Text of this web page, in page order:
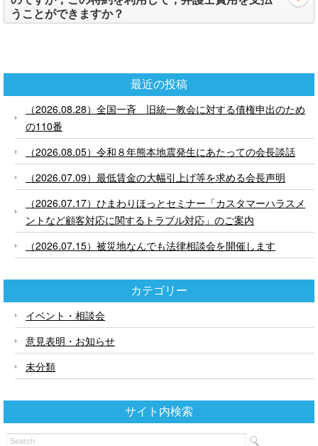
うことができますか？
最近の投稿
（2026.08.28）全国一斉 旧統一教会に対する債権申出のため
の110番
（2026.08.05）令和８年熊本地震発生にあたっての会長談話
（2026.07.09）最低賃金の大幅引上げ等を求める会長声明
（2026.07.17）ひまわりほっとセミナー「カスタマーハラスメ
ントなど顧客対応に関するトラブル対応」のご案内
（2026.07.15）被災地なんでも法律相談会を開催します
カテゴリー
イベント・相談会
意見表明・お知らせ
未分類
サイト内検索